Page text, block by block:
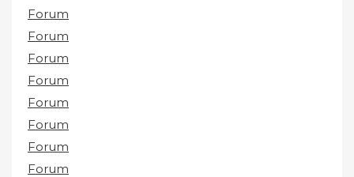
Forum
Forum
Forum
Forum
Forum
Forum
Forum
Forum